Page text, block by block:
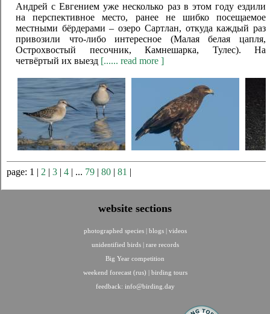
Андрей с Евгением уже несколько раз в этом году ездили
на перспективное место, ранее не шибко посещаемое
местными бёрдерами – озеро Сартлан, откуда каждый раз
привозили что-либо интересное (Малая белая цапля,
Острохвостый песочник, Камнешарка, Тулес). На
четвёртый их выезд [...... read more ]
page: 1 | 2 | 3 | 4 | ... 79 | 80 | 81 |
website sections
photographed species | blogs | videos
unidentified birds | rare records
Big Year competition
weekend forecast (rus) | birding tours
feedback: info@birding.day